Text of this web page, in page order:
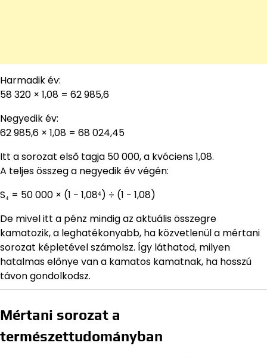
Harmadik év:
58 320 × 1,08 = 62 985,6
Negyedik év:
62 985,6 × 1,08 = 68 024,45
Itt a sorozat első tagja 50 000, a kvóciens 1,08.
A teljes összeg a negyedik év végén:
S₄ = 50 000 × (1 − 1,08⁴) ÷ (1 − 1,08)
De mivel itt a pénz mindig az aktuális összegre
kamatozik, a leghatékonyabb, ha közvetlenül a mértani
sorozat képletével számolsz. Így láthatod, milyen
hatalmas előnye van a kamatos kamatnak, ha hosszú
távon gondolkodsz.
Mértani sorozat a
természettudományban